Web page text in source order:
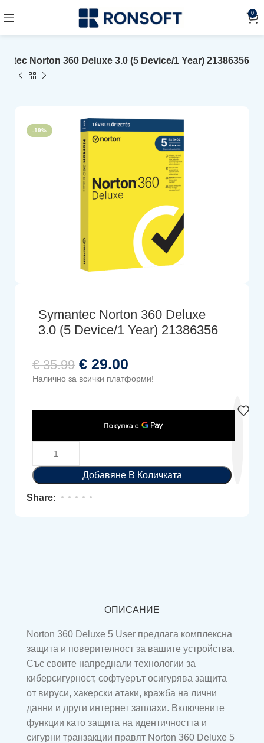
0
Norton 360 Deluxe 3.0 (5 Device/1 Year) 21386356
-19%
Symantec Norton 360 Deluxe
3.0 (5 Device/1 Year) 21386356
€35.99 € 29.00
Налично за всички платформи!
Добавяне В Количката
Share:
ОПИСАНИЕ
Norton 360 Deluxe 5 User предлага комплексна
защита и поверителност за вашите устройства.
Със своите напреднали технологии за
киберсигурност, софтуерът осигурява защита
от вируси, хакерски атаки, кражба на лични
данни и други интернет заплахи. Включените
функции като защита на идентичността и
сигурни транзакции правят Norton 360 Deluxe 5